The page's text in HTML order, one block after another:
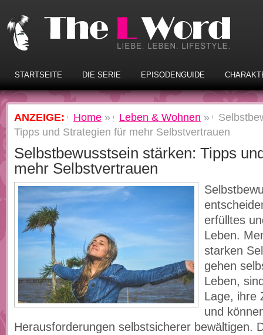
STARTSEITE DIE SERIE EPISODENGUIDE
ANZEIGE: Home » Leben & Wohnen »
Tipps und Strategien für mehr Selbstvertrauen
Selbstbewusstsein stärken: Tipps
mehr Selbstvertrauen
erfülltes
Leben.
starken
gehen
Leben,
Lage, ihre
und
Herausforderungen selbstsicherer bewältigen.